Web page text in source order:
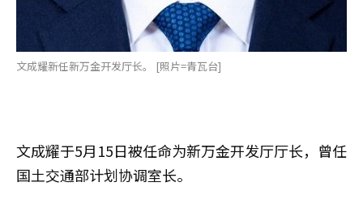
文成耀新任新万金开发厅长。 [照片=青瓦台]
文成耀于5月15日被任命为新万金开发厅厅长，曾任
国土交通部计划协调室长。